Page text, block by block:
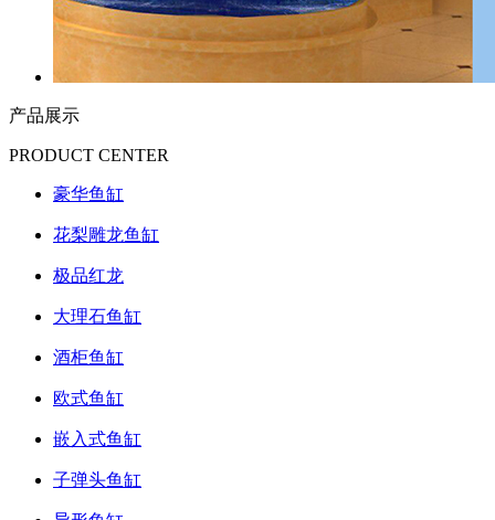
产品展示
PRODUCT CENTER
豪华鱼缸
花梨雕龙鱼缸
极品红龙
大理石鱼缸
酒柜鱼缸
欧式鱼缸
嵌入式鱼缸
子弹头鱼缸